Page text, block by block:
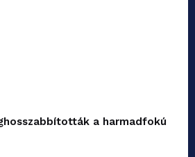
a harmadfokú